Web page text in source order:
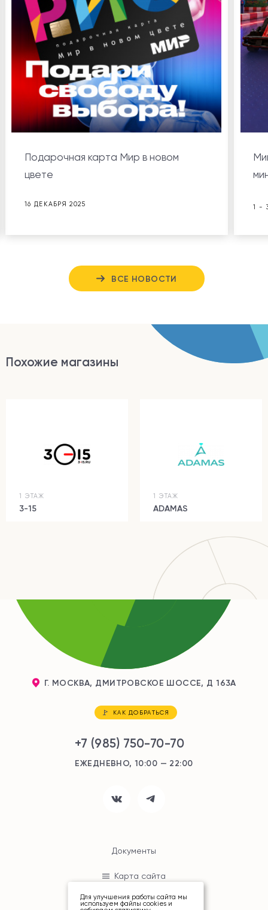
Для улучшения работы сайта мы
используем файлы cookies и
Подарочная карта Мир в новом
цвете
16 ДЕКАБРЯ 2025 1 -
ВСЕ НОВОСТИ
Похожие магазины
1 ЭТАЖ
3-15
1 ЭТАЖ
ADAMAS
Г. МОСКВА, ДМИТРОВСКОЕ ШОССЕ, Д 163А
КАК ДОБРАТЬСЯ
+7 (985) 750-70-70
ЕЖЕДНЕВНО, 10:00 — 22:00
Документы
Карта сайта